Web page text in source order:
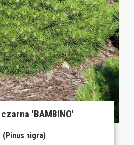
'BAMBINO'
(Pinus nigra)